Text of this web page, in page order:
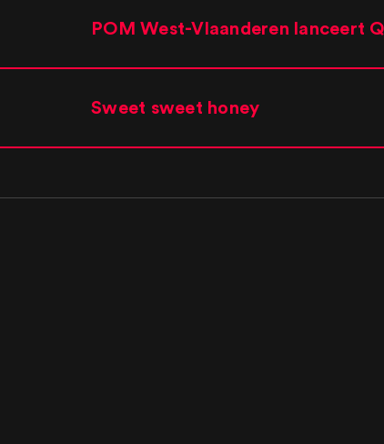
POM West-Vlaanderen lanceert
Sweet sweet honey